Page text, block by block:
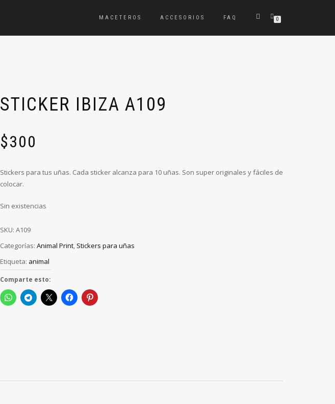
MACETEROS ACCESORIOS FAQ 0
STICKER IBIZA A109
$300
Stickers para tus uñas. Cada sticker alcanza para 10 uñas. Son super originales y fáciles de
colocar.
Sin existencias
SKU: A109
Categorías: Animal Print, Stickers para uñas
Etiqueta: animal
Comparte esto: